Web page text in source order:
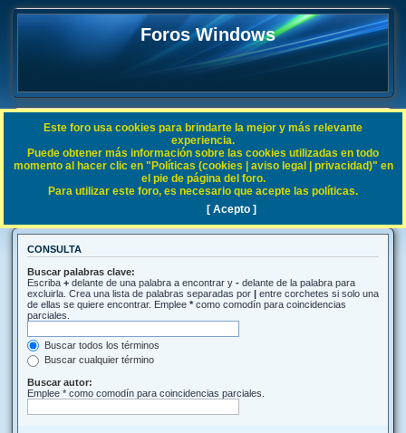
Foros Windows
FAQ
Índice general Buscar
Buscar
CONSULTA
Buscar palabras clave:
Escriba + delante de una palabra a encontrar y - delante de la palabra para
excluirla. Crea una lista de palabras separadas por | entre corchetes si solo una
de ellas se quiere encontrar. Emplee * como comodín para coincidencias
parciales.
Buscar todos los términos
Buscar cualquier término
Buscar autor:
Emplee * como comodín para coincidencias parciales.
Este foro usa cookies para brindarte la mejor y más relevante
experiencia.
Puede obtener más información sobre las cookies utilizadas en todo
momento al hacer clic en "Políticas (cookies | aviso legal | privacidad)" en
el pie de página del foro.
Para utilizar este foro, es necesario que acepte las políticas.
[ Acepto ]